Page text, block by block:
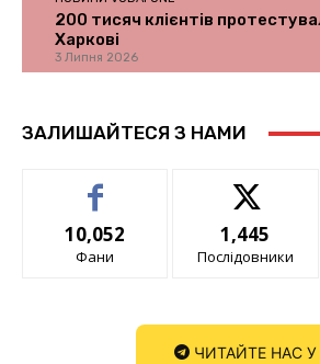
200 тисяч клієнтів
Харкові
3 Липня 2026
ЗАЛИШАЙТЕСЯ З НАМИ
10,052
Фани
1,445
Послідовники
ЧИТАЙТЕ НАС У